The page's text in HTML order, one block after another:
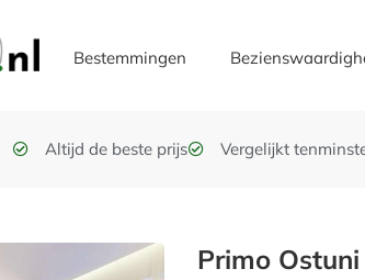
Bestemmingen
Altijd de beste prijs Vergelijkt
Primo